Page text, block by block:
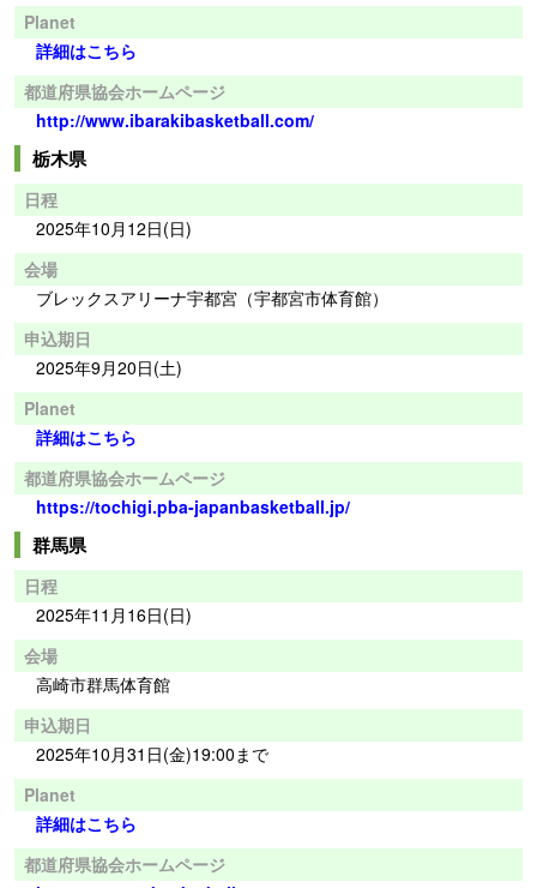
Planet
詳細はこちら
都道府県協会ホームページ
http://www.ibarakibasketball.com/
栃木県
日程
2025年10月12日(日)
会場
ブレックスアリーナ宇都宮（宇都宮市体育館）
申込期日
2025年9月20日(土)
Planet
詳細はこちら
都道府県協会ホームページ
https://tochigi.pba-japanbasketball.jp/
群馬県
日程
2025年11月16日(日)
会場
高崎市群馬体育館
申込期日
2025年10月31日(金)19:00まで
Planet
詳細はこちら
都道府県協会ホームページ